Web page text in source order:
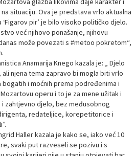
situaciju. Ova je predstava vrlo aktualna
pir’ je bilo visoko političko djelo.
već njihovo ponašanje, njihovu
može povezati s #metoo pokretom“,
Anamarija Knego kazala je: „ Djelo
njena tema zapravo bi mogla biti vrlo
bogatih i moćnih prema podređenima i
operu i to je za mene užitak i
zahtjevno djelo, bez međusobnog
redateljice, korepetitorice i
Haller kazala je kako se, iako već 10
svaki put razveseli se pozivu i s